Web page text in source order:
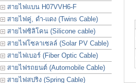
สายไฟแบน H07VVH6-F
สายไฟคู่, ดำ-แดง (Twins Cable)
สายไฟซิลิโคน (Silicone cable)
สายไฟโซลาเซลล์ (Solar PV Cable)
สายไฟเบอร์ (Fiber Optic Cable)
สายไฟรถยนต์ (Automobile Cable)
สายไฟสปริง (Spring Cable)